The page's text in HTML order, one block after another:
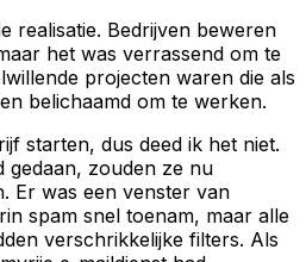
realisatie. Bedrijven beweren
het was verrassend om te
projecten waren die als
belichaamd om te werken.
starten, dus deed ik het niet.
gedaan, zouden ze nu
Er was een venster van
spam snel toenam, maar alle
verschrikkelijke filters. Als